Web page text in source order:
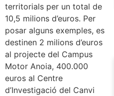
territorials per un total de
10,5 milions d’euros. Per
posar alguns exemples, es
destinen 2 milions d’euros
al projecte del Campus
Motor Anoia, 400.000
euros al Centre
d’Investigació del Canvi